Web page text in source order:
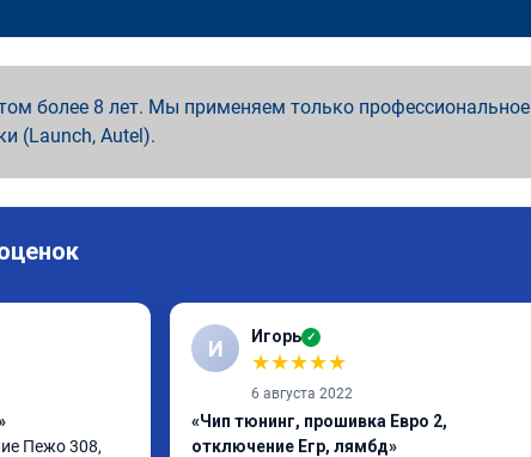
более 8 лет. Мы применяем только
(Launch, Autel).
Пежо 308,
И Игорь ✓
★★★★★
6 августа 2022
«Чип тюнинг, прошивка Евро 2,
отключение Егр, лямбд»